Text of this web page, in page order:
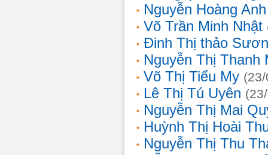
Nguyễn Hoàng Anh
Võ Trần Minh Nhật
Đinh Thị thảo
Nguyễn Thị Thanh
Võ Thị Tiểu My
Lê Thị Tú Uyên
Nguyễn Thị Mai
Huỳnh Thị Hoài
Nguyễn Thị Thu